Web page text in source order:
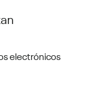
electrónicos